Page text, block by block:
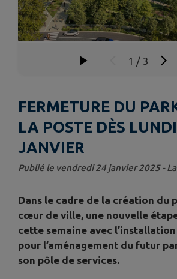
1 / 3
FERMETURE DU
LA POSTE DÈS
JANVIER
Publié le vendredi 24 janvier 2025 - La
Dans le cadre de la création du
cœur de ville, une nouvelle
cette semaine avec
pour l’aménagement du futur
son pôle de services.